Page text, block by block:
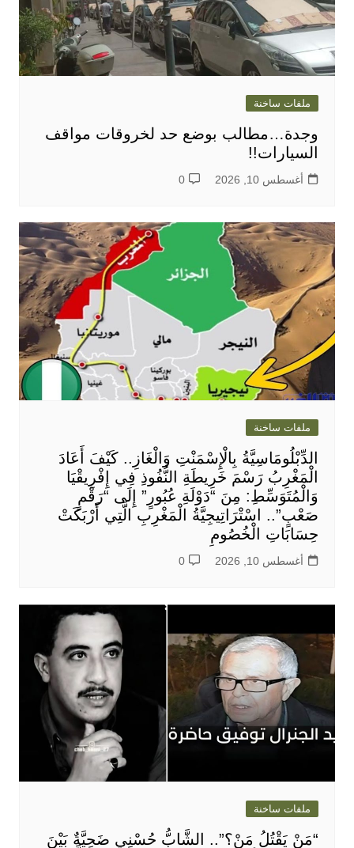
ملفات ساخنة
وجدة…مطالب بوضع حد لخروقات مواقف
السيارات!!
أغسطس 10, 2026 0
ملفات ساخنة
الدِّبْلُومَاسِيَّةُ بِالْإِسْمَنْتِ وَالْغَازِ.. كَيْفَ أَعَادَ
الْمَغْرِبُ رَسْمَ خَرِيطَةِ النُّفُوذِ فِي إِفْرِيقْيَا
وَالْمُتَوَسِّطِ: مِنَ “دَوْلَةِ عُبُورٍ” إِلَى “رَقْمٍ
صَعْبٍ”.. اسْتْرَاتِيجِيَّةُ الْمَغْرِبِ الَّتِي أَرْبَكَتْ
حِسَابَاتِ الْخُصُومِ
أغسطس 10, 2026 0
ملفات ساخنة
“مَنْ يَقْتُلُ مَنْ؟”.. الشَّابُّ حُسْنِي ضَحِيَّةٌ بَيْنَ